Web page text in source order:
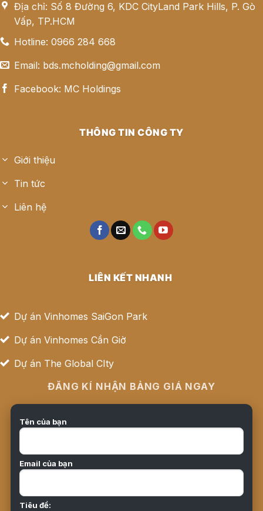
Địa chỉ: Số 8 Đường 6, KDC CityLand Park Hills, P. Gò
Vấp, TP.HCM
Hotline: 0966 284 668
Email: bds.mcholding@gmail.com
Facebook: MC Holdings
THÔNG TIN CÔNG TY
Giới thiệu
Tin tức
Liên hệ
LIÊN KẾT NHANH
Dự án Vinhomes SaiGon Park
Dự án Vinhomes Cần Giờ
Dự án The Global CIty
ĐĂNG KÍ NHẬN BẢNG GIÁ NGAY
Tên của bạn
Email của bạn
Tiêu đề: